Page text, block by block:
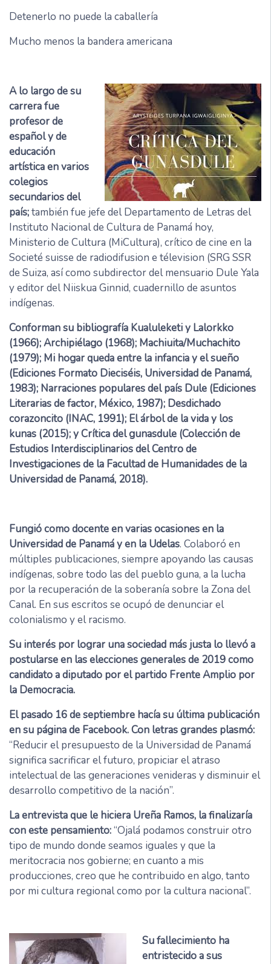
Detenerlo no puede la caballería
Mucho menos la bandera americana
A lo largo de su
carrera fue
profesor de
español y de
educación
artística en varios
colegios
secundarios del
país;también fue jefe del Departamento de Letras del
Instituto Nacional de Cultura de Panamá hoy,
Ministerio de Cultura (MiCultura), crítico de cine en la
Societé suisse de radiodifusion e télevision (SRG SSR
de Suiza, así como subdirector del mensuario Dule Yala
y editor del Niiskua Ginnid, cuadernillo de asuntos
indígenas.
Conforman su bibliografía Kualuleketi y Lalorkko
(1966); Archipiélago (1968); Machiuita/Muchachito
(1979); Mi hogar queda entre la infancia y el sueño
(Ediciones Formato Dieciséis, Universidad de Panamá,
1983); Narraciones populares del país Dule (Ediciones
Literarias de factor, México, 1987); Desdichado
corazoncito (INAC, 1991); El árbol de la vida y los
kunas (2015); y Crítica del gunasdule (Colección de
Estudios Interdisciplinarios del Centro de
Investigaciones de la Facultad de Humanidades de la
Universidad de Panamá, 2018).
Fungió como docente en varias ocasiones en la
Universidad de Panamá y en la Udelas. Colaboró en
múltiples publicaciones, siempre apoyando las causas
indígenas, sobre todo las del pueblo guna, a la lucha
por la recuperación de la soberanía sobre la Zona del
Canal. En sus escritos se ocupó de denunciar el
colonialismo y el racismo.
Su interés por lograr una sociedad más justa lo llevó a
postularse en las elecciones generales de 2019 como
candidato a diputado por el partido Frente Amplio por
la Democracia.
El pasado 16 de septiembre hacía su última publicación
en su página de Facebook. Con letras grandes plasmó:
“Reducir el presupuesto de la Universidad de Panamá
significa sacrificar el futuro, propiciar el atraso
intelectual de las generaciones venideras y disminuir el
desarrollo competitivo de la nación”.
La entrevista que le hiciera Ureña Ramos, la finalizaría
con este pensamiento:“Ojalá podamos construir otro
tipo de mundo donde seamos iguales y que la
meritocracia nos gobierne; en cuanto a mis
producciones, creo que he contribuido en algo, tanto
por mi cultura regional como por la cultura nacional”.
Su fallecimiento ha
entristecido a sus